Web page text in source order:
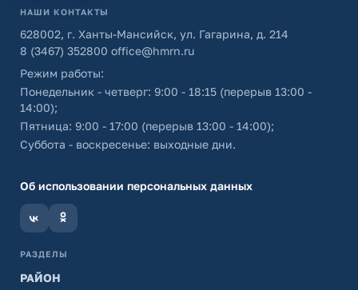
НАШИ КОНТАКТЫ
628002, г. Ханты-Мансийск, ул. Гагарина, д. 214
8 (3467) 352800 office@hmrn.ru
Режим работы:
Понедельник - четверг: 9:00 - 18:15 (перерыв 13:00 -
14:00);
Пятница: 9:00 - 17:00 (перерыв 13:00 - 14:00);
Суббота - воскресенье: выходные дни.
Об использовании персональных данных
РАЗДЕЛЫ
РАЙОН